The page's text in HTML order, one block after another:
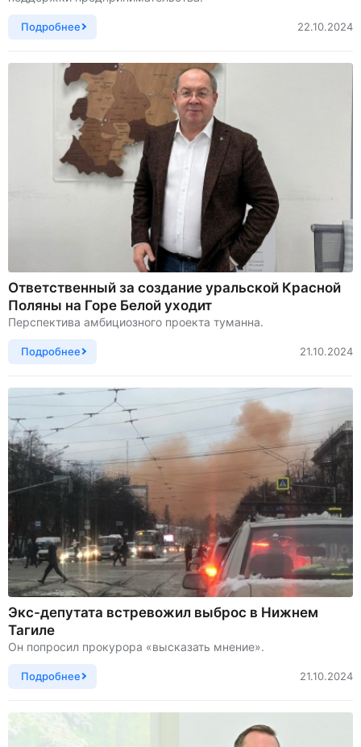
Подробнее 22.10.2024
Ответственный за создание уральской Красной
Поляны на Горе Белой уходит
Перспектива амбициозного проекта туманна.
Подробнее 21.10.2024
Экс-депутата встревожил выброс в Нижнем
Тагиле
Он попросил прокурора «высказать мнение».
Подробнее 21.10.2024